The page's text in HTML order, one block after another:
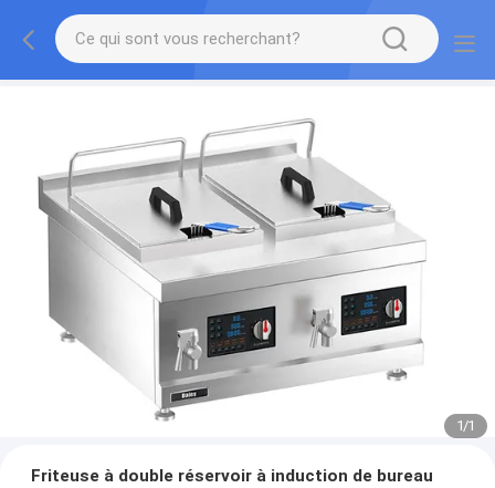
1/1
Friteuse à double réservoir à induction de bureau